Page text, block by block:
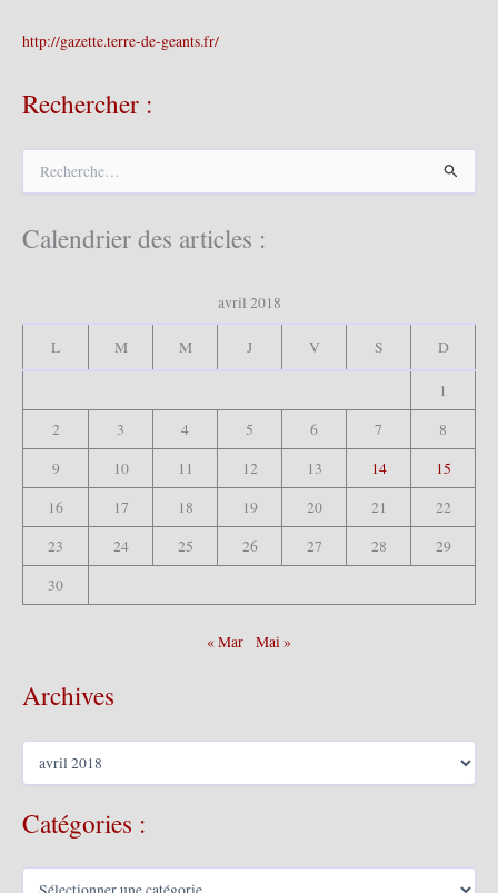
http://gazette.terre-de-geants.fr/
Rechercher :
e
Calendrier des articles :
avril 2018
L M M J V S D
1
2
3 4 5 6 7
8
9
10 11 12 13 14
15
16
17 18 19 20 21
22
23
24 25 26 27 28
29
30
« Mar Mai »
Archives
A
h
Catégories :
C